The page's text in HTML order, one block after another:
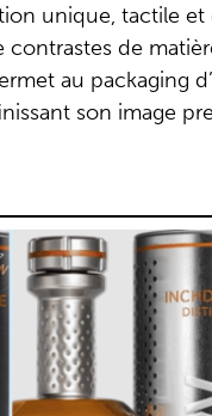
unique, tactile et
de
au packaging
son image